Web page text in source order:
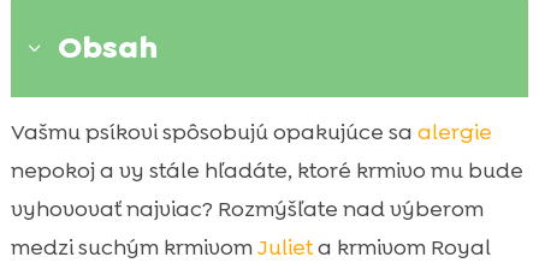
3 Obsah
 Prečo výber správneho krmiva pre psa s
alergiou je dôležitý
Juliet hypoalergénne krmivo pre psov
Royal Canin Hypoallergenic krmivo pre
Vašmu psíkovi spôsobujú opakujúce sa alergie
nepokoj a vy stále hľadáte, ktoré krmivo mu bude
vyhovovať najviac? Rozmýšľate nad výberom
medzi suchým krmivomJulieta krmivom Royal